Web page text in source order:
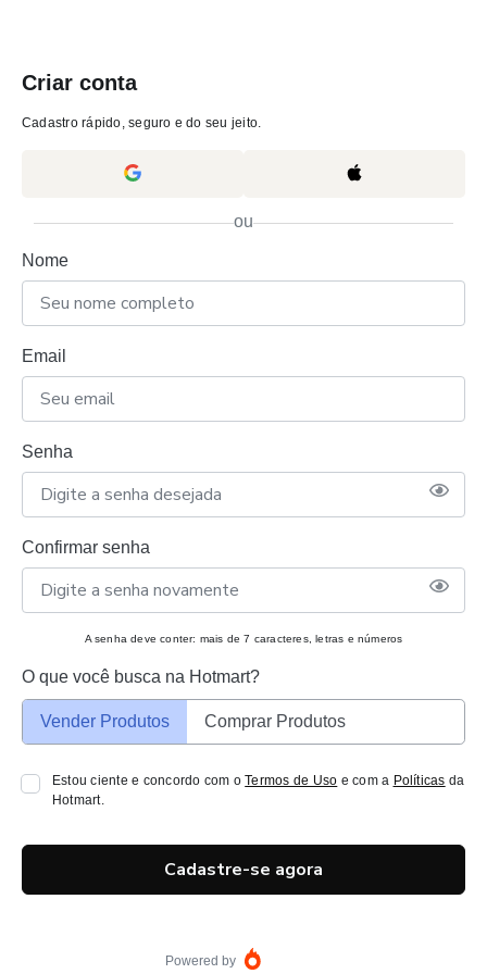
Criar conta
Cadastro rápido, seguro e do seu jeito.
ou
Nome
Email
Senha
Confirmar senha
A senha deve conter: mais de 7 caracteres, letras e números
O que você busca na Hotmart?
Vender Produtos Comprar Produtos
Estou ciente e concordo com oTermos de Uso e com a Políticas da
Hotmart.
Cadastre-se agora
Powered by